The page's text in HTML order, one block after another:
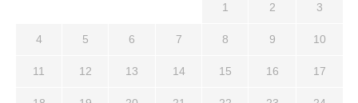
1 2 3
4 5 6 7 8 9 10
11 12 13 14 15 16 17